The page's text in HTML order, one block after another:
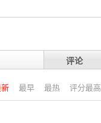
评论
最早 最热 评分最高